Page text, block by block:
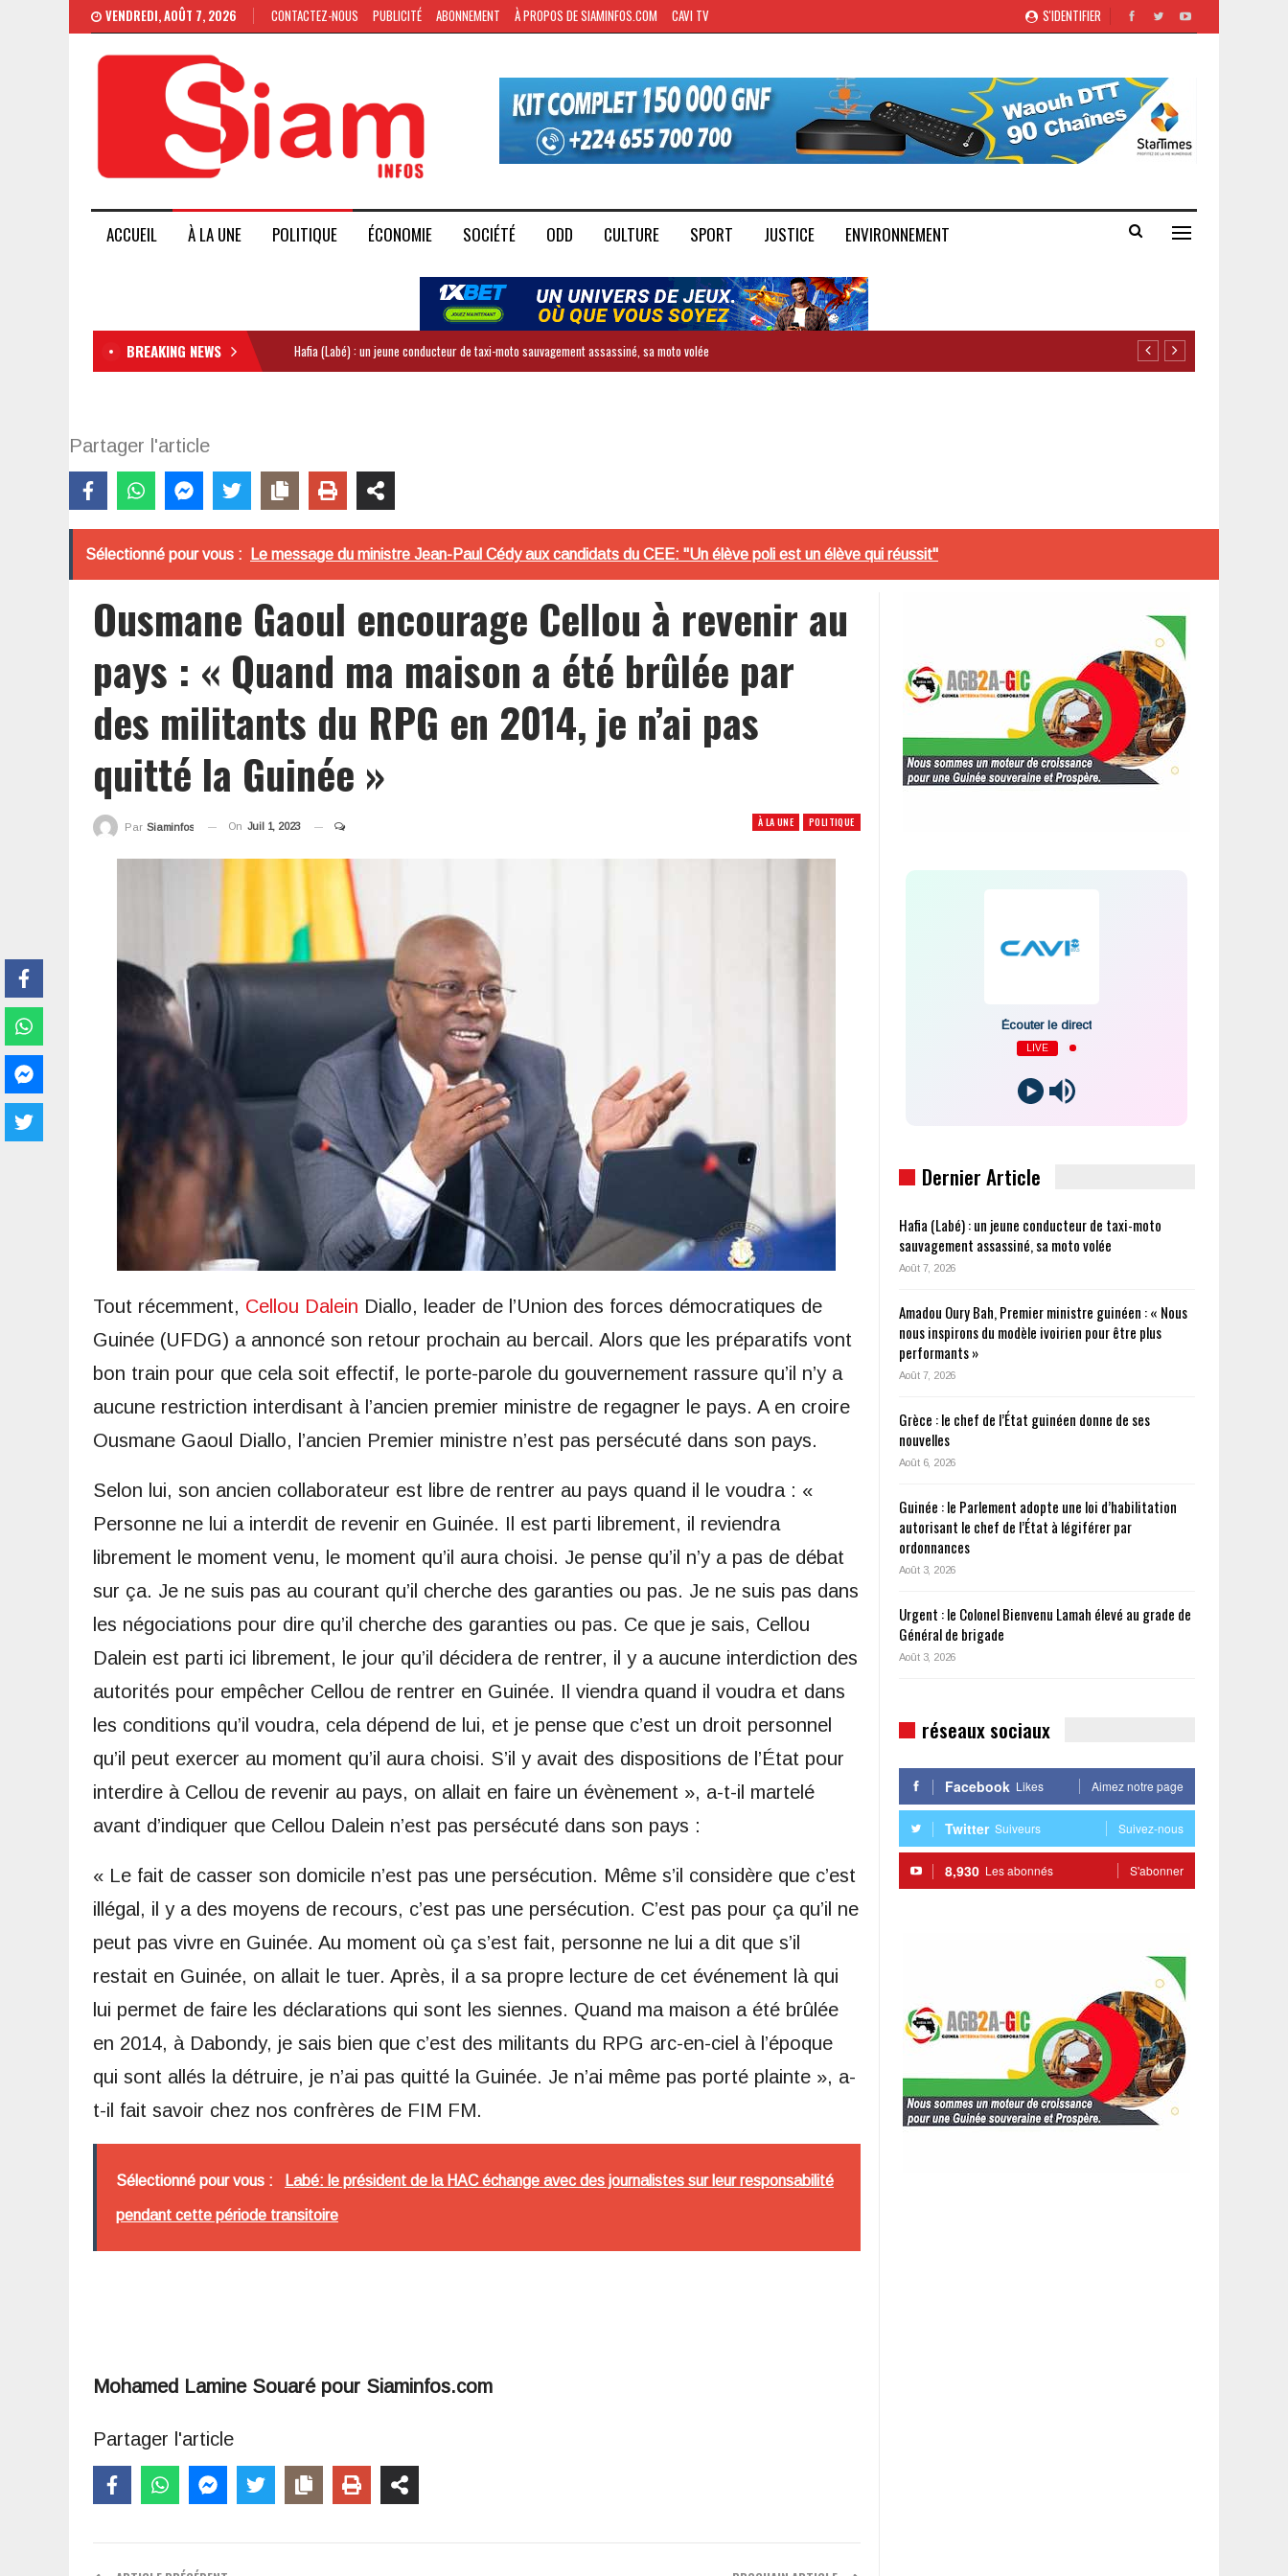
S'IDENTIFIER
VENDREDI, AOÛT 7, 2026 CONTACTEZ-NOUS PUBLICITÉ ABONNEMENT À PROPOS DE SIAMINFOS.COM CAVI TV
ACCUEIL À LA UNE POLITIQUE ÉCONOMIE SOCIÉTÉ ODD CULTURE SPORT JUSTICE ENVIRONNEMENT
BREAKING NEWS Hafia (Labé) : un jeune conducteur de taxi-moto sauvagement assassiné, sa moto volée
Partager l'article
Sélectionné pour vous : Le message du ministre Jean-Paul Cédy aux candidats du CEE: "Un élève poli est un élève qui réussit"
Ousmane Gaoul encourage Cellou à revenir au
pays : « Quand ma maison a été brûlée par
des militants du RPG en 2014, je n’ai pas
quitté la Guinée »
À LA UNE POLITIQUE
Par Siaminfos On Juil 1, 2023
Tout récemment, Cellou Dalein Diallo, leader de l’Union des forces démocratiques de
Guinée (UFDG) a annoncé son retour prochain au bercail. Alors que les préparatifs vont
bon train pour que cela soit effectif, le porte-parole du gouvernement rassure qu’il n’y a
aucune restriction interdisant à l’ancien premier ministre de regagner le pays. A en croire
Ousmane Gaoul Diallo, l’ancien Premier ministre n’est pas persécuté dans son pays.
Selon lui, son ancien collaborateur est libre de rentrer au pays quand il le voudra : «
Personne ne lui a interdit de revenir en Guinée. Il est parti librement, il reviendra
librement le moment venu, le moment qu’il aura choisi. Je pense qu’il n’y a pas de débat
sur ça. Je ne suis pas au courant qu’il cherche des garanties ou pas. Je ne suis pas dans
les négociations pour dire qu’il cherche des garanties ou pas. Ce que je sais, Cellou
Dalein est parti ici librement, le jour qu’il décidera de rentrer, il y a aucune interdiction des
autorités pour empêcher Cellou de rentrer en Guinée. Il viendra quand il voudra et dans
les conditions qu’il voudra, cela dépend de lui, et je pense que c’est un droit personnel
qu’il peut exercer au moment qu’il aura choisi. S’il y avait des dispositions de l’État pour
interdire à Cellou de revenir au pays, on allait en faire un évènement », a-t-il martelé
avant d’indiquer que Cellou Dalein n’est pas persécuté dans son pays :
« Le fait de casser son domicile n’est pas une persécution. Même s’il considère que c’est
illégal, il y a des moyens de recours, c’est pas une persécution. C’est pas pour ça qu’il ne
peut pas vivre en Guinée. Au moment où ça s’est fait, personne ne lui a dit que s’il
restait en Guinée, on allait le tuer. Après, il a sa propre lecture de cet événement là qui
lui permet de faire les déclarations qui sont les siennes. Quand ma maison a été brûlée
en 2014, à Dabondy, je sais bien que c’est des militants du RPG arc-en-ciel à l’époque
qui sont allés la détruire, je n’ai pas quitté la Guinée. Je n’ai même pas porté plainte », a-
t-il fait savoir chez nos confrères de FIM FM.
Sélectionné pour vous : Labé: le président de la HAC échange avec des journalistes sur leur responsabilité
pendant cette période transitoire
Mohamed Lamine Souaré pour Siaminfos.com
Partager l'article
Écouter le direct
LIVE
Dernier Article
Hafia (Labé) : un jeune conducteur de taxi-moto
sauvagement assassiné, sa moto volée
Août 7, 2026
Amadou Oury Bah, Premier ministre guinéen : « Nous
nous inspirons du modèle ivoirien pour être plus
performants »
Août 7, 2026
Grèce : le chef de l’État guinéen donne de ses
nouvelles
Août 6, 2026
Guinée : le Parlement adopte une loi d’habilitation
autorisant le chef de l’État à légiférer par
ordonnances
Août 3, 2026
Urgent : le Colonel Bienvenu Lamah élevé au grade de
Général de brigade
Août 3, 2026
réseaux sociaux
Facebook Likes Aimez notre page
Twitter Suiveurs Suivez-nous
8,930 Les abonnés S'abonner